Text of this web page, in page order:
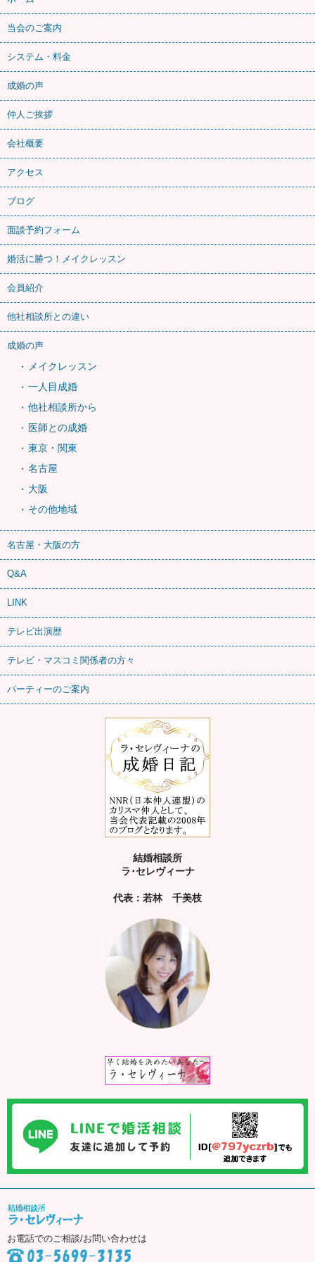
当会のご案内
システム・料金
成婚の声
仲人ご挨拶
会社概要
アクセス
ブログ
面談予約フォーム
婚活に勝つ！メイクレッスン
会員紹介
他社相談所との違い
成婚の声
メイクレッスン
一人目成婚
他社相談所から
医師との成婚
東京・関東
名古屋
大阪
その他地域
名古屋・大阪の方
Q&A
LINK
テレビ出演歴
テレビ・マスコミ関係者の方々
パーティーのご案内
結婚相談所
ラ･セレヴィーナ
代表：若林 千美枝
お電話でのご相談/お問い合わせは